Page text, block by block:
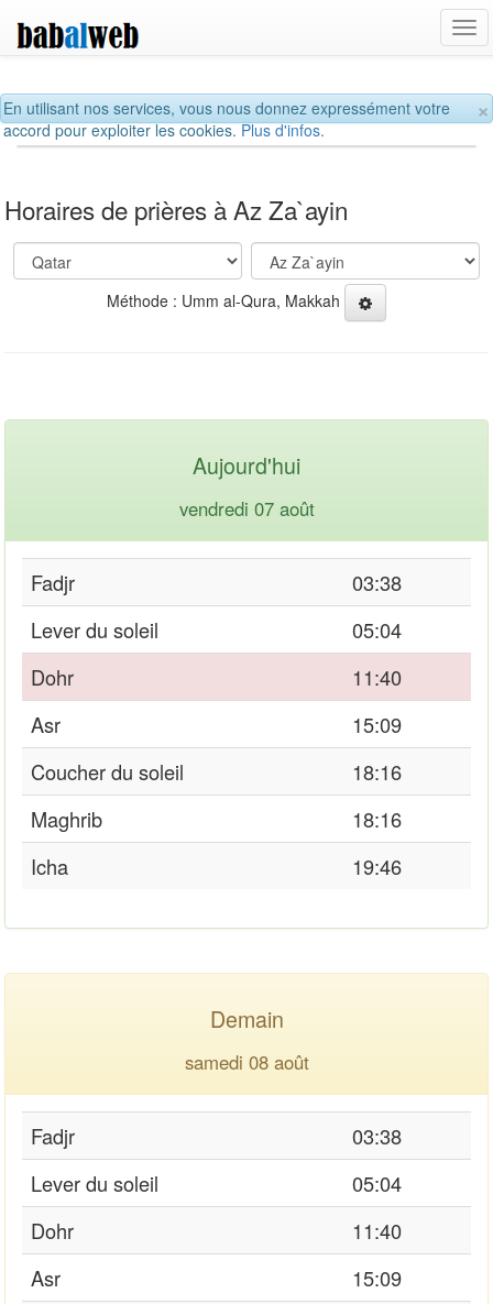
×
En utilisant nos services, vous nous donnez expressément votre
accord pour exploiter les cookies.Plus d'infos.
Horaires de prières à Az Za`ayin
Méthode : Umm al-Qura, Makkah
Aujourd'hui
vendredi 07 août
Fadjr
03:38
Lever du soleil
05:04
Dohr
11:40
Asr
15:09
Coucher du soleil
18:16
Maghrib
18:16
Icha
19:46
Demain
samedi 08 août
Fadjr
03:38
Lever du soleil
05:04
Dohr
11:40
Asr
15:09